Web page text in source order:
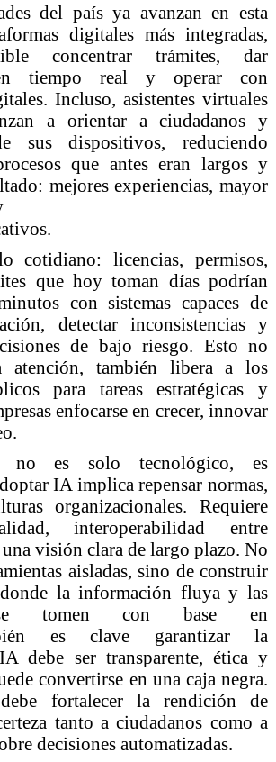
del país ya avanzan en esta
digitales más integradas,
concentrar trámites, dar
tiempo real y operar con
Incluso, asistentes virtuales
a orientar a ciudadanos y
sus dispositivos, reduciendo
que antes eran largos y
mejores experiencias, mayor
cotidiano: licencias, permisos,
que hoy toman días podrían
con sistemas capaces de
detectar inconsistencias y
de bajo riesgo. Esto no
atención, también libera a los
para tareas estratégicas y
enfocarse en crecer, innovar
es solo tecnológico, es
IA implica repensar normas,
organizacionales. Requiere
interoperabilidad entre
visión clara de largo plazo. No
aisladas, sino de construir
donde la información fluya y las
se tomen con base en
es clave garantizar la
debe ser transparente, ética y
convertirse en una caja negra.
fortalecer la rendición de
tanto a ciudadanos como a
decisiones automatizadas.